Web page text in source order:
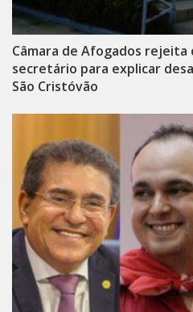
Câmara de Afogados rejeita
secretário para explicar
São Cristóvão